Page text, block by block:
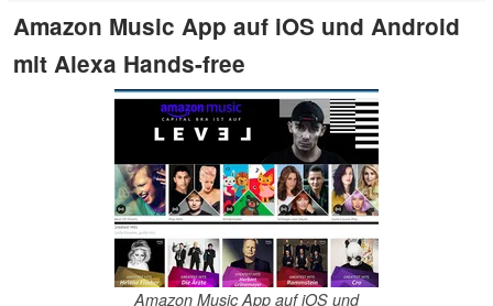
Amazon Music App auf iOS und Android
mit Alexa Hands-free
Amazon Music App auf iOS und